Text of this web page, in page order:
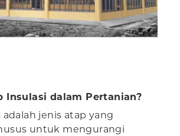
Insulasi dalam Pertanian?
jenis atap yang
untuk mengurangi